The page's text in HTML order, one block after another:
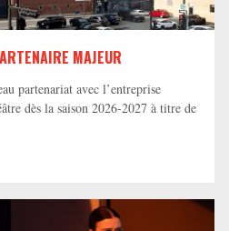
MAJEUR
partenariat avec l’entreprise
dès la saison 2026-2027 à titre de